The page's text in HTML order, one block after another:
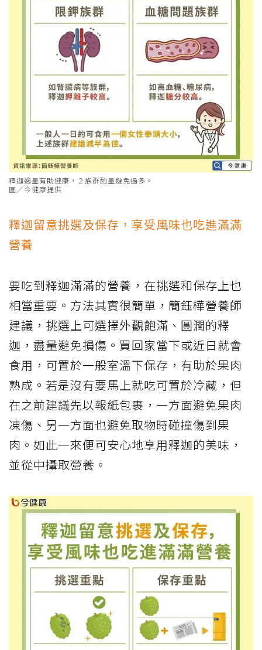
釋迦適量有助健康，２族群酌量避免過多。
圖／今健康提供
釋迦留意挑選及保存，享受風味也吃進滿滿
營養
要吃到釋迦滿滿的營養，在挑選和保存上也
相當重要。方法其實很簡單，簡鈺樺營養師
建議，挑選上可選擇外觀飽滿、圓潤的釋
迦，盡量避免損傷。買回家當下或近日就會
食用，可置於一般室溫下保存，有助於果肉
熟成。若是沒有要馬上就吃可置於冷藏，但
在之前建議先以報紙包裹，一方面避免果肉
凍傷、另一方面也避免取物時碰撞傷到果
肉。如此一來便可安心地享用釋迦的美味，
並從中攝取營養。